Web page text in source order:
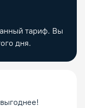
тариф. Вы
дня.